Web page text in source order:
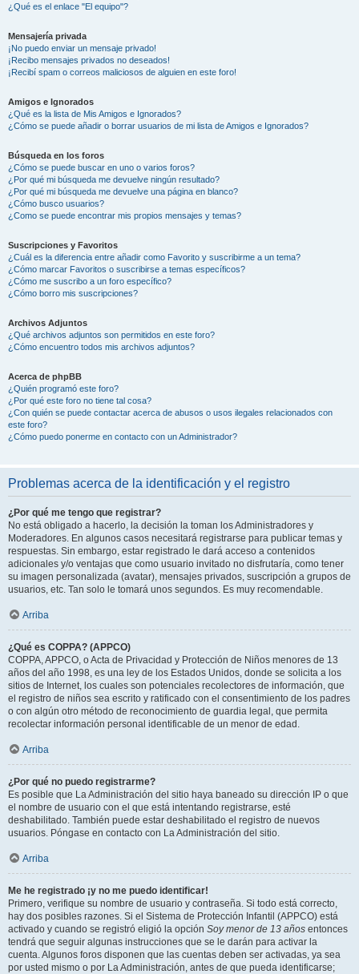
¿Qué es el enlace "El equipo"?
Mensajería privada
¡No puedo enviar un mensaje privado!
¡Recibo mensajes privados no deseados!
¡Recibí spam o correos maliciosos de alguien en este foro!
Amigos e Ignorados
¿Qué es la lista de Mis Amigos e Ignorados?
¿Cómo se puede añadir o borrar usuarios de mi lista de Amigos e Ignorados?
Búsqueda en los foros
¿Cómo se puede buscar en uno o varios foros?
¿Por qué mi búsqueda me devuelve ningún resultado?
¿Por qué mi búsqueda me devuelve una página en blanco?
¿Cómo busco usuarios?
¿Como se puede encontrar mis propios mensajes y temas?
Suscripciones y Favoritos
¿Cuál es la diferencia entre añadir como Favorito y suscribirme a un tema?
¿Cómo marcar Favoritos o suscribirse a temas específicos?
¿Cómo me suscribo a un foro específico?
¿Cómo borro mis suscripciones?
Archivos Adjuntos
¿Qué archivos adjuntos son permitidos en este foro?
¿Cómo encuentro todos mis archivos adjuntos?
Acerca de phpBB
¿Quién programó este foro?
¿Por qué este foro no tiene tal cosa?
¿Con quién se puede contactar acerca de abusos o usos ilegales relacionados con
este foro?
¿Cómo puedo ponerme en contacto con un Administrador?
Problemas acerca de la identificación y el registro
¿Por qué me tengo que registrar?
No está obligado a hacerlo, la decisión la toman los Administradores y
Moderadores. En algunos casos necesitará registrarse para publicar temas y
respuestas. Sin embargo, estar registrado le dará acceso a contenidos
adicionales y/o ventajas que como usuario invitado no disfrutaría, como tener
su imagen personalizada (avatar), mensajes privados, suscripción a grupos de
usuarios, etc. Tan solo le tomará unos segundos. Es muy recomendable.
Arriba
¿Qué es COPPA? (APPCO)
COPPA, APPCO, o Acta de Privacidad y Protección de Niños menores de 13
años del año 1998, es una ley de los Estados Unidos, donde se solicita a los
sitios de Internet, los cuales son potenciales recolectores de información, que
el registro de niños sea escrito y ratificado con el consentimiento de los padres
o con algún otro método de reconocimiento de guardia legal, que permita
recolectar información personal identificable de un menor de edad.
Arriba
¿Por qué no puedo registrarme?
Es posible que La Administración del sitio haya baneado su dirección IP o que
el nombre de usuario con el que está intentando registrarse, esté
deshabilitado. También puede estar deshabilitado el registro de nuevos
usuarios. Póngase en contacto con La Administración del sitio.
Arriba
Me he registrado ¡y no me puedo identificar!
Primero, verifique su nombre de usuario y contraseña. Si todo está correcto,
hay dos posibles razones. Si el Sistema de Protección Infantil (APPCO) está
activado y cuando se registró eligió la opción Soy menor de 13 años entonces
tendrá que seguir algunas instrucciones que se le darán para activar la
cuenta. Algunos foros disponen que las cuentas deben ser activadas, ya sea
por usted mismo o por La Administración, antes de que pueda identificarse;